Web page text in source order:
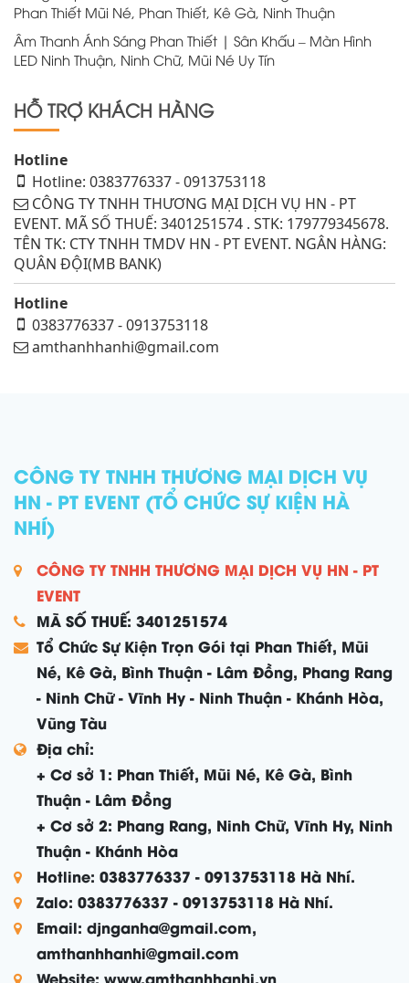
Phan Thiết Mũi Né, Phan Thiết, Kê Gà, Ninh Thuận
Âm Thanh Ánh Sáng Phan Thiết | Sân Khấu – Màn Hình
LED Ninh Thuận, Ninh Chữ, Mũi Né Uy Tín
HỖ TRỢ KHÁCH HÀNG
Hotline
Hotline: 0383776337 - 0913753118
CÔNG TY TNHH THƯƠNG MẠI DỊCH VỤ HN - PT
EVENT. MÃ SỐ THUẾ: 3401251574 . STK: 179779345678.
TÊN TK: CTY TNHH TMDV HN - PT EVENT. NGÂN HÀNG:
QUÂN ĐỘI(MB BANK)
Hotline
0383776337 - 0913753118
amthanhhanhi@gmail.com
CÔNG TY TNHH THƯƠNG MẠI DỊCH VỤ
HN - PT EVENT (TỔ CHỨC SỰ KIỆN HÀ
NHÍ)
CÔNG TY TNHH THƯƠNG MẠI DỊCH VỤ HN - PT
EVENT
MÃ SỐ THUẾ: 3401251574
Tổ Chức Sự Kiện Trọn Gói tại Phan Thiết, Mũi
Né, Kê Gà, Bình Thuận - Lâm Đồng, Phang Rang
- Ninh Chữ - Vĩnh Hy - Ninh Thuận - Khánh Hòa,
Vũng Tàu
Địa chỉ:
+ Cơ sở 1: Phan Thiết, Mũi Né, Kê Gà, Bình
Thuận - Lâm Đồng
+ Cơ sở 2: Phang Rang, Ninh Chữ, Vĩnh Hy, Ninh
Thuận - Khánh Hòa
Hotline: 0383776337 - 0913753118 Hà Nhí.
Zalo: 0383776337 - 0913753118 Hà Nhí.
Email: djnganha@gmail.com,
amthanhhanhi@gmail.com
Website: www.amthanhhanhi.vn